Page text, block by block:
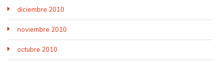
diciembre 2010
noviembre 2010
octubre 2010